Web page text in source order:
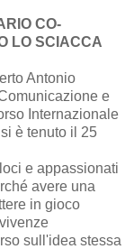
CO-
LO SCIACCA
Antonio
e
Internazionale
è tenuto il 25
e appassionati
avere una
in gioco
sull'idea stessa